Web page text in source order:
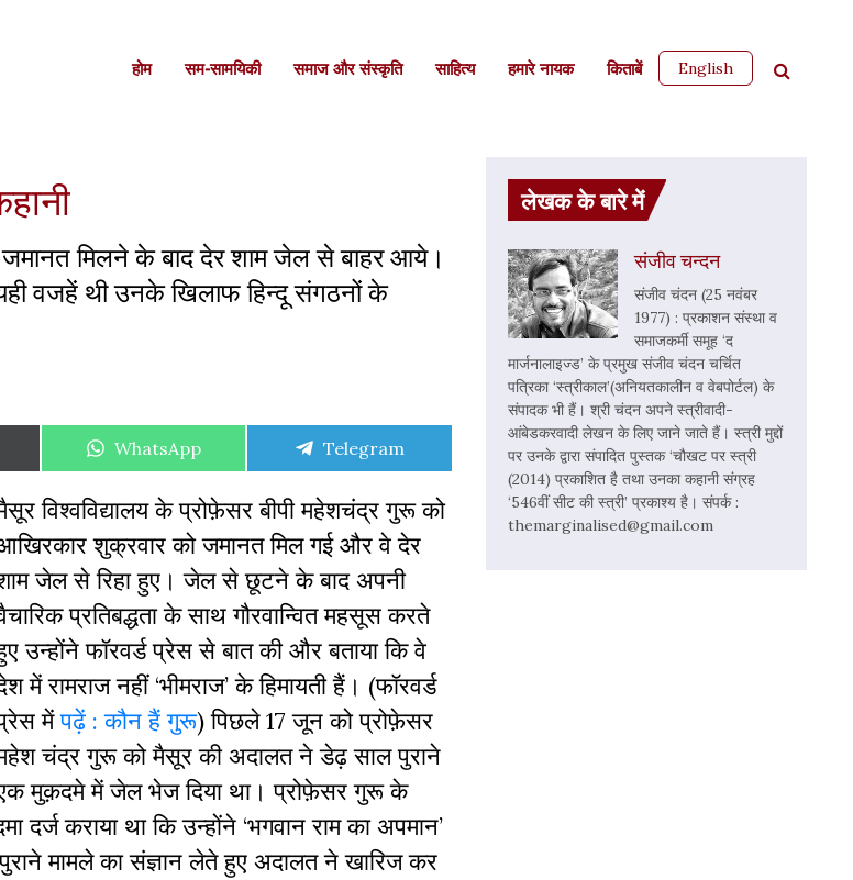
होम सम-सामयिकी समाज और संस्कृति साहित्‍य हमारे नायक किताबें English
जमानत मिलने के बाद देर शाम जेल से बाहर आये।
वजहें थी उनके खिलाफ हिन्दू संगठनों के
Share
WhatsApp
Share
Telegram
विश्वविद्यालय के प्रोफ़ेसर बीपी महेशचंद्र गुरू को
शुक्रवार को जमानत मिल गई और वे देर
जेल से रिहा हुए। जेल से छूटने के बाद अपनी
प्रतिबद्धता के साथ गौरवान्वित महसूस करते
उन्होंने फॉरवर्ड प्रेस से बात की और बताया कि वे
में रामराज नहीं ‘भीमराज’ के हिमायती हैं। (फॉरवर्ड
मेंपढ़ें : कौन हैं गुरू) पिछले 17 जून को प्रोफ़ेसर
चंद्र गुरू को मैसूर की अदालत ने डेढ़ साल पुराने
मुक़दमे में जेल भेज दिया था। प्रोफ़ेसर गुरू के
कराया था कि उन्होंने ‘भगवान राम का अपमान’
मामले का संज्ञान लेते हुए अदालत ने खारिज कर
लेखक के बारे में
संजीव चन्दन
संजीव चंदन (25 नवंबर
1977) : प्रकाशन संस्था व
समाजकर्मी समूह ‘द
मार्जनालाइज्ड’ के प्रमुख संजीव चंदन चर्चित
पत्रिका ‘स्त्रीकाल’(अनियतकालीन व वेबपोर्टल) के
संपादक भी हैं। श्री चंदन अपने स्त्रीवादी-
आंबेडकरवादी लेखन के लिए जाने जाते हैं। स्त्री मुद्दों
पर उनके द्वारा संपादित पुस्तक ‘चौखट पर स्त्री
(2014) प्रकाशित है तथा उनका कहानी संग्रह
‘546वीं सीट की स्त्री’ प्रकाश्य है। संपर्क :
themarginalised@gmail.com